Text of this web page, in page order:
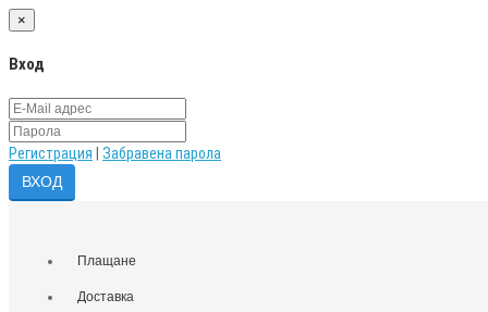
×
Вход
Регистрация Забравена парола
Плащане
Доставка